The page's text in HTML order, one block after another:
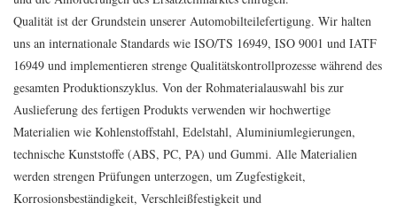
Qualität ist der Grundstein unserer Automobilteilefertigung. Wir halten
uns an internationale Standards wie ISO/TS 16949, ISO 9001 und IATF
16949 und implementieren strenge Qualitätskontrollprozesse während des
gesamten Produktionszyklus. Von der Rohmaterialauswahl bis zur
Auslieferung des fertigen Produkts verwenden wir hochwertige
Materialien wie Kohlenstoffstahl, Edelstahl, Aluminiumlegierungen,
technische Kunststoffe (ABS, PC, PA) und Gummi. Alle Materialien
werden strengen Prüfungen unterzogen, um Zugfestigkeit,
Korrosionsbeständigkeit, Verschleißfestigkeit und